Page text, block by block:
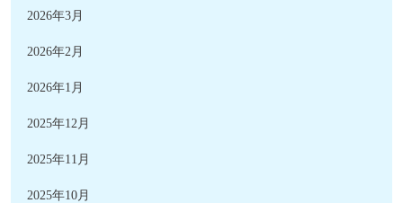
2026年3月
2026年2月
2026年1月
2025年12月
2025年11月
2025年10月